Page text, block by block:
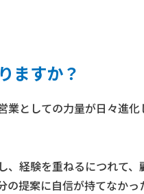
ますか？
業としての力量が日々進化
、経験を重ねるにつれて、
の提案に自信が持てなかっ